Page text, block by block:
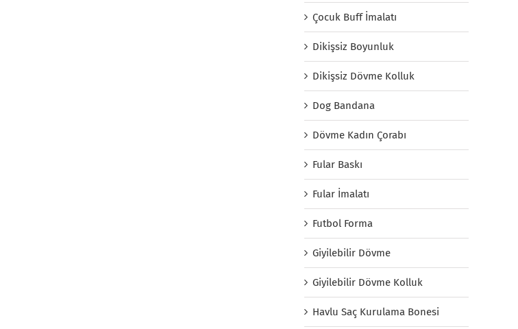
Çocuk Buff İmalatı
Dikişsiz Boyunluk
Dikişsiz Dövme Kolluk
Dog Bandana
Dövme Kadın Çorabı
Fular Baskı
Fular İmalatı
Futbol Forma
Giyilebilir Dövme
Giyilebilir Dövme Kolluk
Havlu Saç Kurulama Bonesi